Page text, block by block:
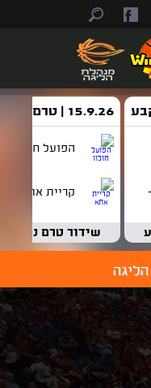
15.9.26 | טרם נקבע
הפועל חולון
קריית אתא
שידור טרם נקבע